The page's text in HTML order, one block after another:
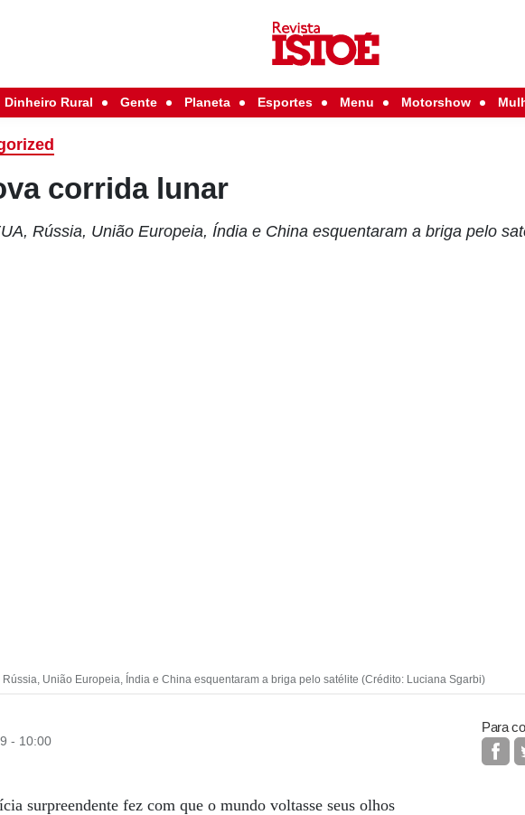
Dinheiro Rural Gente Planeta Esportes Menu Motorshow
corrida lunar
Rússia, União Europeia, Índia e China esquentaram a briga pelo
Rússia, União Europeia, Índia e China esquentaram a briga pelo satélite (Crédito: Luciana Sgarbi)
- 10:00
Para
surpreendente fez com que o mundo voltasse seus olhos